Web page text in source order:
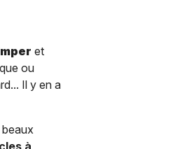
et
ou
Il y en a
à